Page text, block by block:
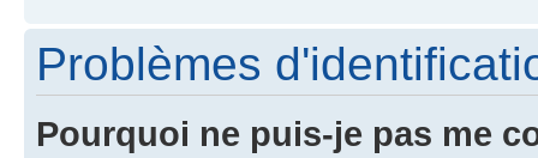
Problèmes
Pourquoi ne puis-je pas me